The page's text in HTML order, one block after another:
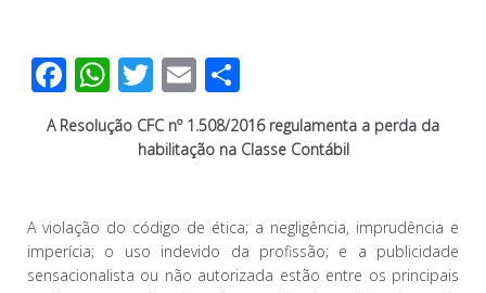
F
ac
e
o
o
k
W
h
at
A
p
p
T
wi
tt
E
m
ail
o
m
ar
til
h
A Resolução CFC nº 1.508/2016 regulamenta a perda da
habilitação na Classe Contábil
A violação do código de ética; a negligência, imprudência e
imperícia; o uso indevido da profissão; e a publicidade
sensacionalista ou não autorizada estão entre os principais